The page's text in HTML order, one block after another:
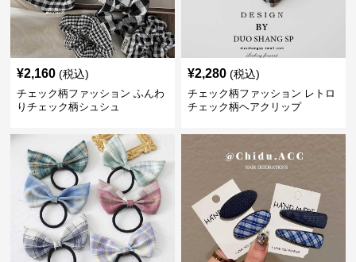
¥2,160 (税込)
チェック柄ファッション ふんわ
りチェック柄シュシュ
¥2,280 (税込)
チェック柄ファッション レトロ
チェック柄ヘアクリップ